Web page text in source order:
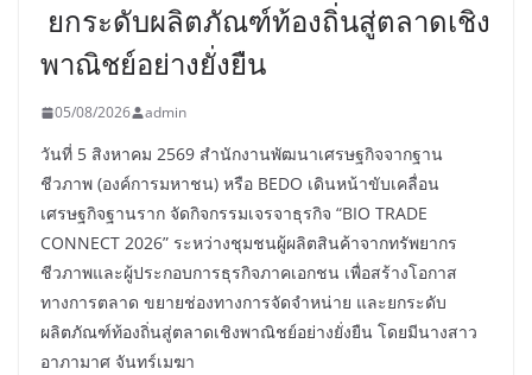
ยกระดับผลิตภัณฑ์ท้องถิ่นสู่ตลาดเชิง
พาณิชย์อย่างยั่งยืน
05/08/2026 admin
วันที่ 5 สิงหาคม 2569 สำนักงานพัฒนาเศรษฐกิจจากฐาน
ชีวภาพ (องค์การมหาชน) หรือ BEDO เดินหน้าขับเคลื่อน
เศรษฐกิจฐานราก จัดกิจกรรมเจรจาธุรกิจ “BIO TRADE
CONNECT 2026” ระหว่างชุมชนผู้ผลิตสินค้าจากทรัพยากร
ชีวภาพและผู้ประกอบการธุรกิจภาคเอกชน เพื่อสร้างโอกาส
ทางการตลาด ขยายช่องทางการจัดจำหน่าย และยกระดับ
ผลิตภัณฑ์ท้องถิ่นสู่ตลาดเชิงพาณิชย์อย่างยั่งยืน โดยมีนางสาว
อาภามาศ จันทร์เมฆา